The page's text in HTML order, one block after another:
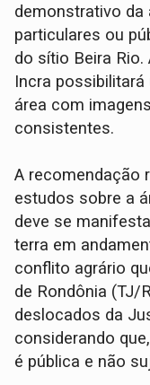
demonstrativo da
particulares ou
do sítio Beira
Incra
área com
consistentes.
A recomendação
estudos sobre a
deve se
terra em
conflito agrário
de Rondônia (TJ/
deslocados da
considerando
é pública e não